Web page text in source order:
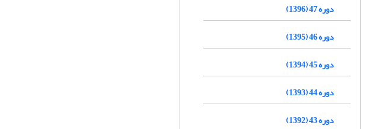
دوره 47 (1396)
دوره 46 (1395)
دوره 45 (1394)
دوره 44 (1393)
دوره 43 (1392)